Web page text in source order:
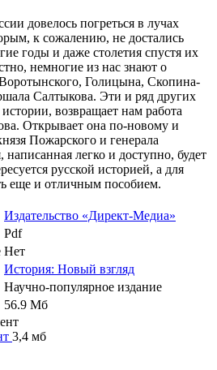
довелось погреться в лучах
к сожалению, не достались
годы и даже столетия спустя их
немногие из нас знают о
Голицына, Скопина-
Салтыкова. Эти и ряд других
возвращает нам работа
Открывает она по-новому и
Пожарского и генерала
легко и доступно, будет
русской историей, а для
еще и отличным пособием.
Издательство «Директ-Медиа»
Pdf
Нет
История: Новый взгляд
Научно-популярное издание
56.9 Mб
3,4 мб